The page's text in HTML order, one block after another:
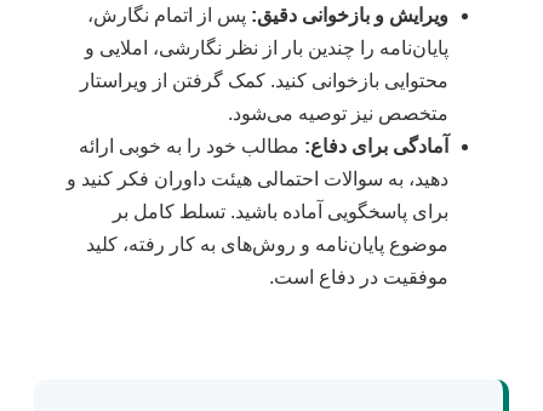
ویرایش و بازخوانی دقیق: پس از اتمام نگارش،
پایان‌نامه را چندین بار از نظر نگارشی، املایی و
محتوایی بازخوانی کنید. کمک گرفتن از ویراستار
متخصص نیز توصیه می‌شود.
آمادگی برای دفاع: مطالب خود را به خوبی ارائه
دهید، به سوالات احتمالی هیئت داوران فکر کنید و
برای پاسخگویی آماده باشید. تسلط کامل بر
موضوع پایان‌نامه و روش‌های به کار رفته، کلید
موفقیت در دفاع است.